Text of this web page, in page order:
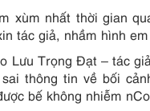
xùm nhất thời gian
tác giả, nhầm hình
Lưu Trọng Đạt – tác
thông tin về bối
bế không nhiễm